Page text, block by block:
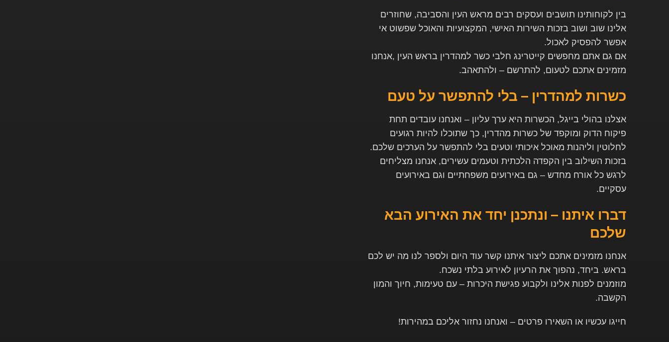
בין לקוחותינו תושבים ועסקים רבים מראש העין והסביבה, שחוזרים
אלינו שוב ושוב בזכות השירות האישי, המקצועיות והאוכל שפשוט אי
אפשר להפסיק לאכול.
אם גם אתם מחפשים קייטרינג חלבי כשר למהדרין בראש העין ,אנחנו
מזמינים אתכם לטעום, להתרשם – ולהתאהב.
כשרות למהדרין – בלי להתפשר על טעם
אצלנו בהולי בייגל, הכשרות היא ערך עליון – ואנחנו עובדים תחת
פיקוח הדוק ומוקפד של כשרות מהדרין, כך שתוכלו להיות רגועים
לחלוטין וליהנות מאוכל איכותי וטעים בלי להתפשר על הערכים שלכם.
בזכות השילוב בין הקפדה הלכתית וטעמים עשירים, אנחנו מצליחים
לרגש כל אורח מחדש – גם באירועים משפחתיים וגם באירועים
עסקיים.
דברו איתנו – ונתכנן יחד את האירוע הבא
שלכם
אנחנו מזמינים אתכם ליצור איתנו קשר עוד היום ולספר לנו מה יש לכם
בראש. ביחד, נהפוך את הרעיון לאירוע בלתי נשכח.
מוזמנים לפנות אלינו ולקבוע פגישת היכרות – עם טעימות, חיוך והמון
הקשבה.
חייגו עכשיו או השאירו פרטים – ואנחנו נחזור אליכם במהירות!